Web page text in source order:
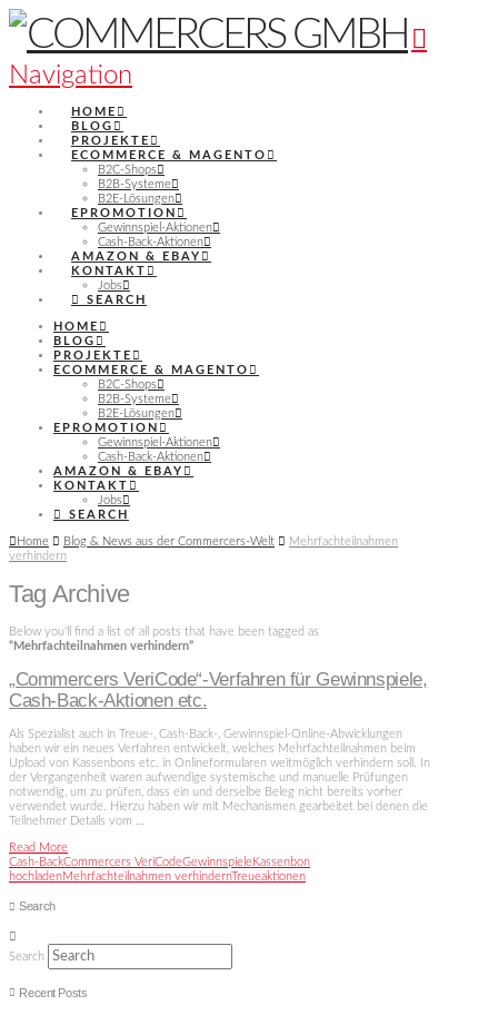
Navigation
HOME
BLOG
PROJEKTE
ECOMMERCE & MAGENTO
B2C-Shops
B2B-Systeme
B2E-Lösungen
EPROMOTION
Gewinnspiel-Aktionen
Cash-Back-Aktionen
AMAZON & EBAY
KONTAKT
Jobs
SEARCH
HOME
BLOG
PROJEKTE
ECOMMERCE & MAGENTO
B2C-Shops
B2B-Systeme
B2E-Lösungen
EPROMOTION
Gewinnspiel-Aktionen
Cash-Back-Aktionen
AMAZON & EBAY
KONTAKT
Jobs
SEARCH
Home Blog & News aus der Commercers-Welt
Mehrfachteilnahmen
verhindern
Tag Archive
Below you'll find a list of all posts that have been tagged as
“Mehrfachteilnahmen verhindern”
„Commercers VeriCode“-Verfahren für Gewinnspiele,
Cash-Back-Aktionen etc.
Als Spezialist auch in Treue-, Cash-Back-, Gewinnspiel-Online-Abwicklungen
haben wir ein neues Verfahren entwickelt, welches Mehrfachteilnahmen beim
Upload von Kassenbons etc. in Onlineformularen weitmöglich verhindern soll. In
der Vergangenheit waren aufwendige systemische und manuelle Prüfungen
notwendig, um zu prüfen, dass ein und derselbe Beleg nicht bereits vorher
verwendet wurde. Hierzu haben wir mit Mechanismen gearbeitet bei denen die
Teilnehmer Details vom …
Read More
Cash-BackCommercers VeriCodeGewinnspieleKassenbon
hochladenMehrfachteilnahmen verhindernTreueaktionen
Search
Search
Recent Posts